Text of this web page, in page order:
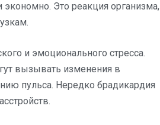
Это реакция организма,
и эмоционального стресса.
вызывать изменения в
пульса. Нередко брадикардия